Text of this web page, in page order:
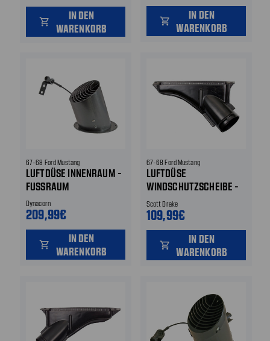
shopping_cart
IN DEN
WARENKORB
shopping_cart
IN DEN
WARENKORB
67-68 Ford Mustang
LUFTDÜSE INNENRAUM -
FUSSRAUM
Dynacorn
209,99€
shopping_cart
IN DEN
WARENKORB
67-68 Ford Mustang
LUFTDÜSE
WINDSCHUTZSCHEIBE -
RECHTS
Scott Drake
109,99€
shopping_cart
IN DEN
WARENKORB